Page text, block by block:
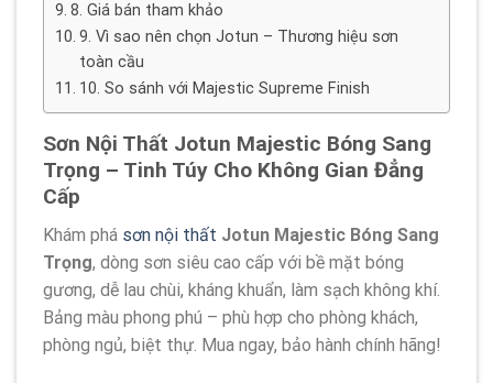
8. Giá bán tham khảo
9. Vì sao nên chọn Jotun – Thương hiệu sơn
toàn cầu
10. So sánh với Majestic Supreme Finish
Sơn Nội Thất Jotun Majestic Bóng Sang
Trọng – Tinh Túy Cho Không Gian Đẳng
Cấp
Khám phá sơn nội thất Jotun Majestic Bóng Sang
Trọng, dòng sơn siêu cao cấp với bề mặt bóng
gương, dễ lau chùi, kháng khuẩn, làm sạch không khí.
Bảng màu phong phú – phù hợp cho phòng khách,
phòng ngủ, biệt thự. Mua ngay, bảo hành chính hãng!